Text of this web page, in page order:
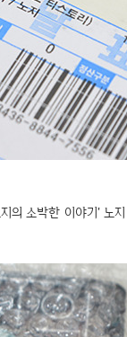
의 소박한 이야기' 노지